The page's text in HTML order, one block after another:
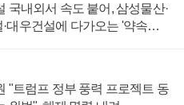
국내외서 속도 붙어, 삼성물산·
대우건설에 다가오는 '약속의
"트럼프 정부 풍력 프로젝트 동